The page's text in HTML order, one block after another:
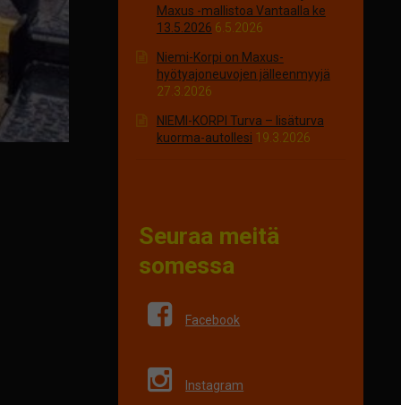
Maxus -mallistoa Vantaalla ke
13.5.2026 6.5.2026
Niemi-Korpi on Maxus-
hyötyajoneuvojen jälleenmyyjä
27.3.2026
NIEMI-KORPI Turva – lisäturva
kuorma-autollesi 19.3.2026
Seuraa meitä
somessa
Facebook
Instagram